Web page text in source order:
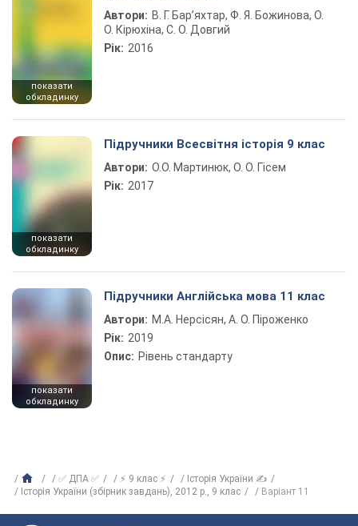
показати
обкладинку
Автори: В. Г. Бар’яхтар, Ф. Я. Божинова, О.
О. Кірюхіна, С. О. Довгий
Рік: 2016
показати
обкладинку
Підручники Всесвітня історія 9 клас
Автори: О.О. Мартинюк, О. О. Гісем
Рік: 2017
показати
обкладинку
Підручники Англійська мова 11 клас
Автори: М.А. Нерсісян, А. О. Піроженко
Рік: 2019
Опис: Рівень стандарту
✅ ДПА ✅ ⚡ 9 клас ⚡
Історія України ✍
Історія України (збірник завдань), 2012 р., 9 клас
Варіант 11